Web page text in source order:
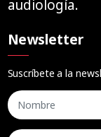
audiología.
Newsletter
Suscríbete a la